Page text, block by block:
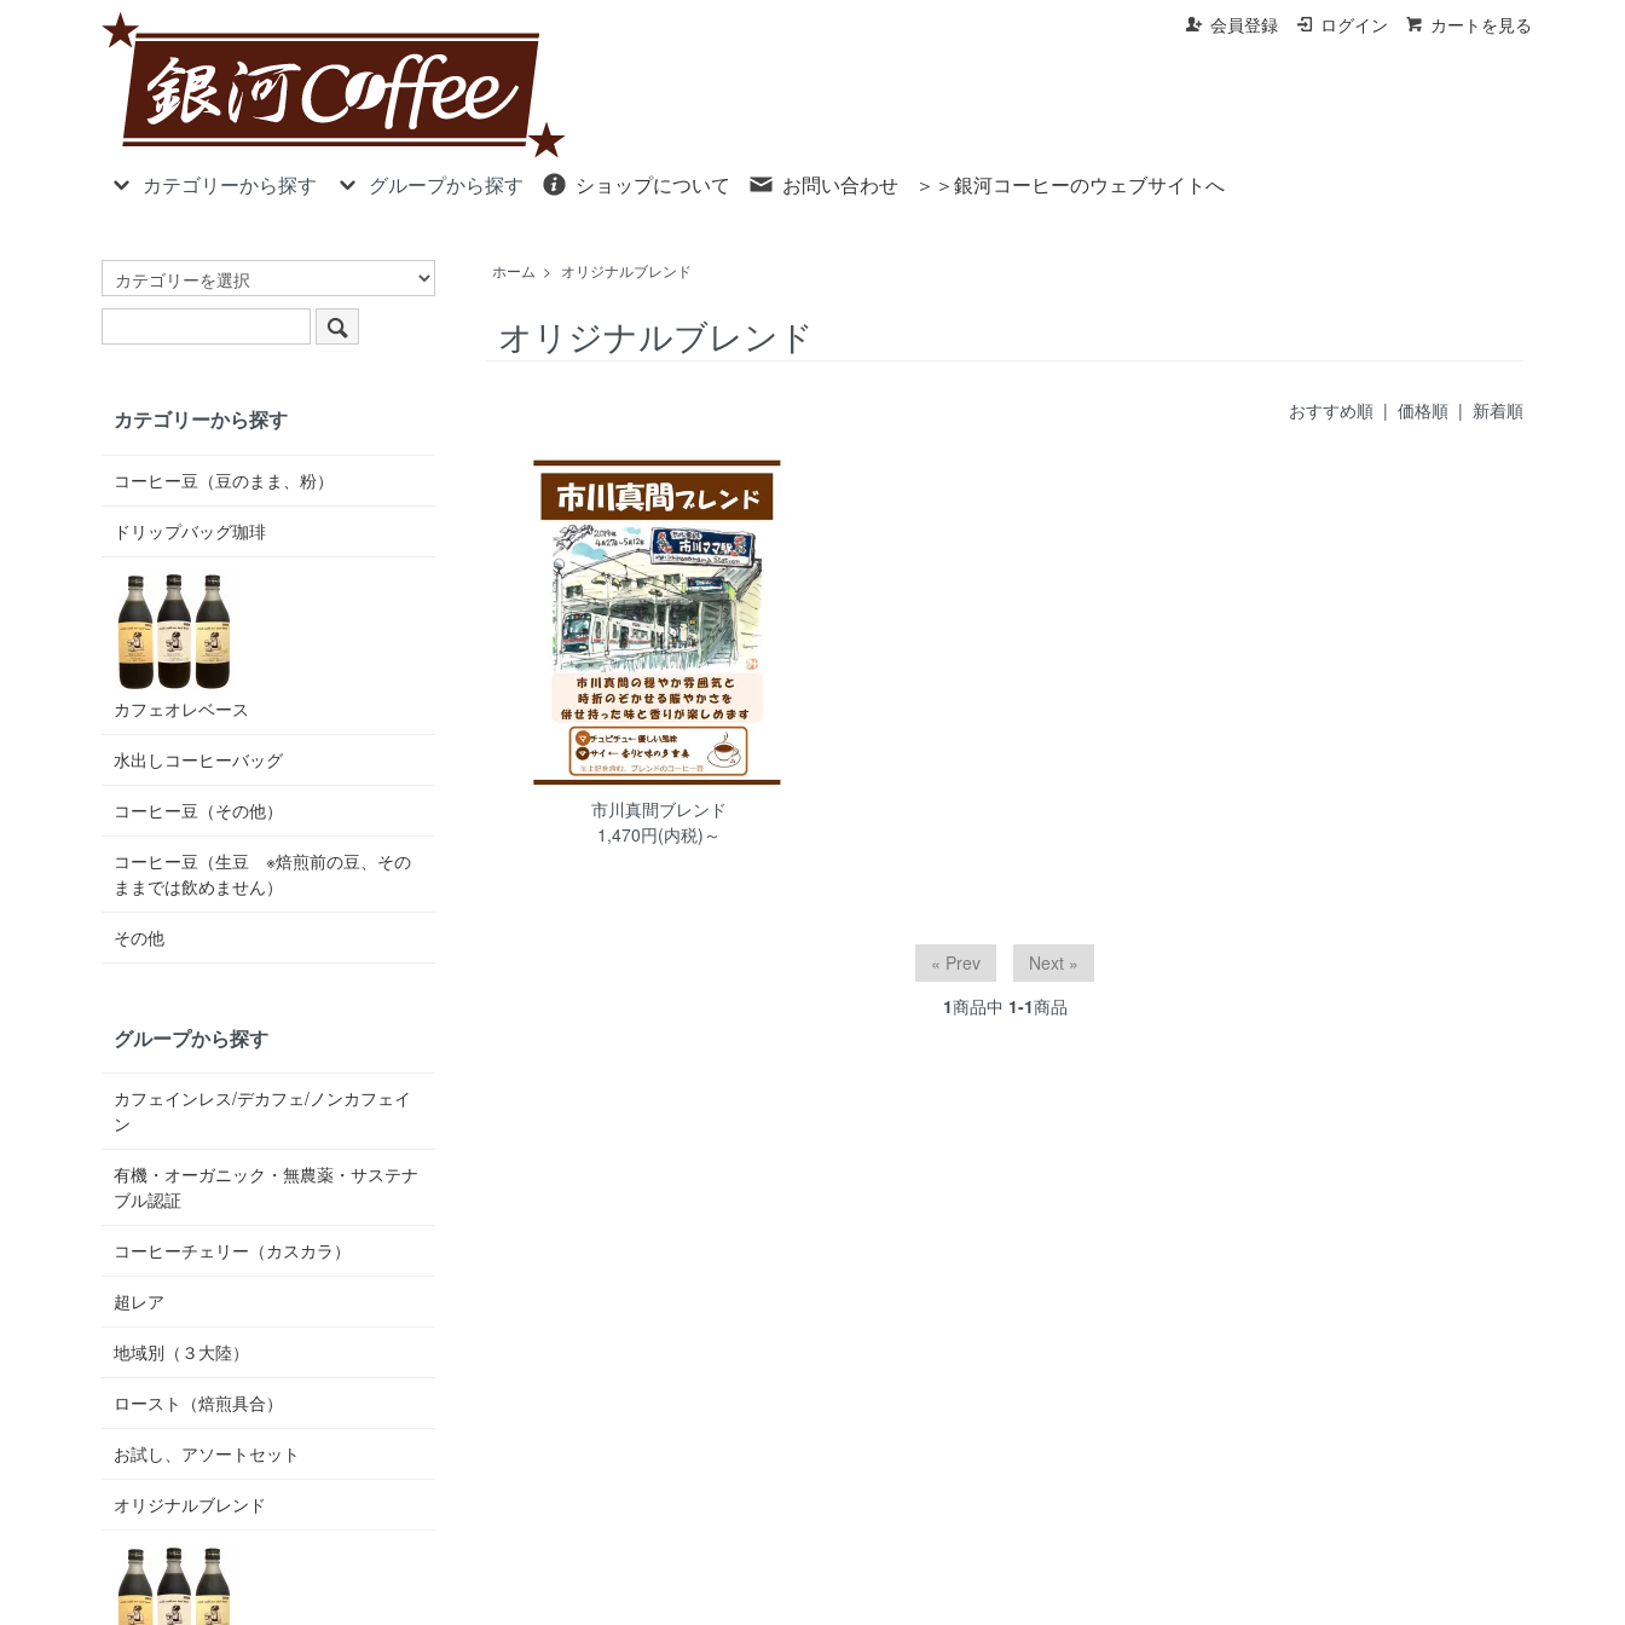
会員登録 ログイン カートを見る
カテゴリーから探す グループから探す ショップについて お問い合わせ ＞＞銀河コーヒーのウェブサイトへ
ホーム > オリジナルブレンド
オリジナルブレンド
おすすめ順 | 価格順 | 新着順
市川真間ブレンド
1,470円(内税)～
« Prev
Next »
1商品中 1-1商品
カテゴリーから探す
コーヒー豆（豆のまま、粉）
ドリップバッグ珈琲
カフェオレベース
水出しコーヒーバッグ
コーヒー豆（その他）
コーヒー豆（生豆 ※焙煎前の豆、その
ままでは飲めません）
その他
グループから探す
カフェインレス/デカフェ/ノンカフェイ
ン
有機・オーガニック・無農薬・サステナ
ブル認証
コーヒーチェリー（カスカラ）
超レア
地域別（３大陸）
ロースト（焙煎具合）
お試し、アソートセット
オリジナルブレンド